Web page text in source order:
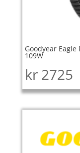
Goodyear Eagle
109W
kr 2725